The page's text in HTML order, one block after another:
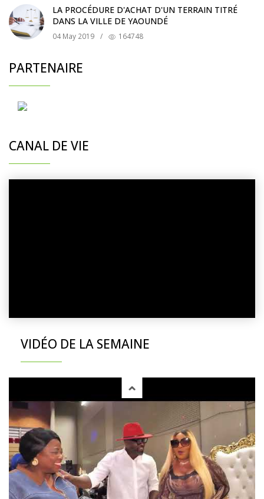
LA PROCÉDURE D'ACHAT D'UN TERRAIN TITRÉ
DANS LA VILLE DE YAOUNDÉ
04 May 2019 / 164748
PARTENAIRE
CANAL DE VIE
VIDÉO DE LA SEMAINE